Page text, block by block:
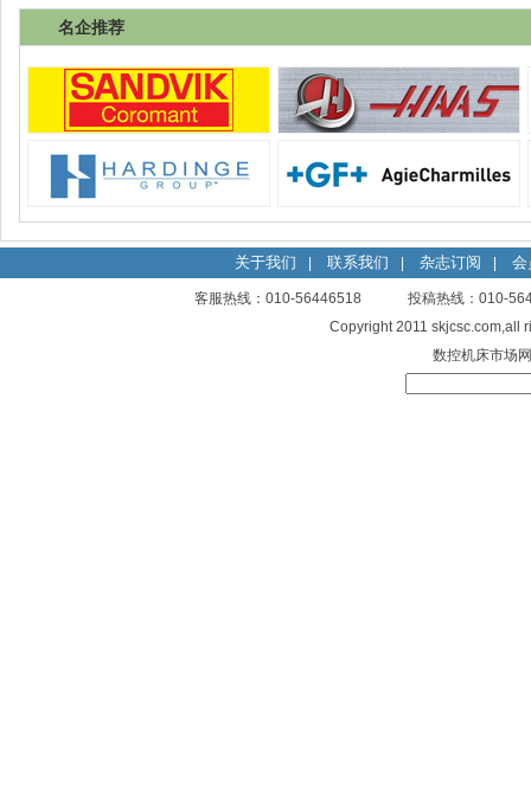
名企推荐
关于我们 联系我们 杂志订阅 会
客服热线：010-56446518 投稿热线：
Copyright 2011
数控机床市场网